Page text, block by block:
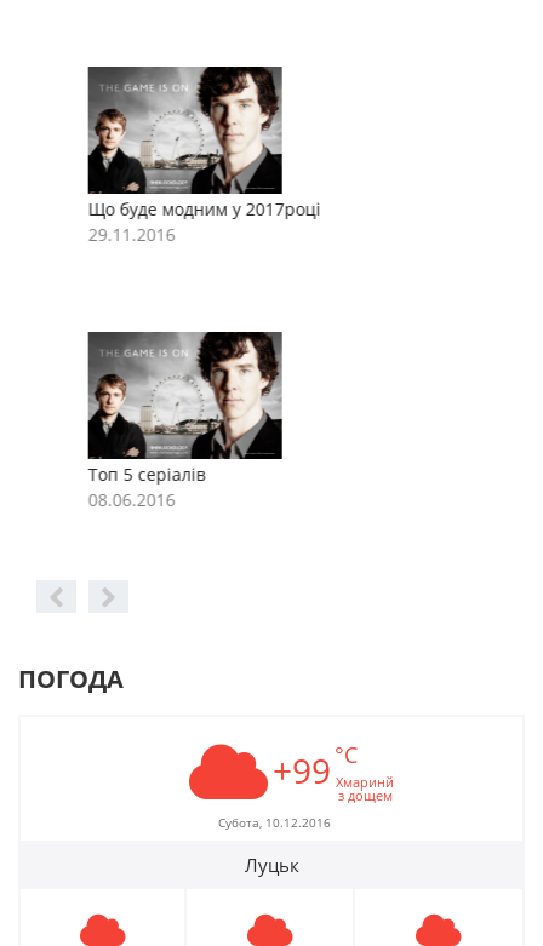
Що буде модним у 2017році
29.11.2016
Топ 5 серіалів
08.06.2016
ПОГОДА
+99 °C
Хмаринй
з дощем
Субота, 10.12.2016
Луцьк